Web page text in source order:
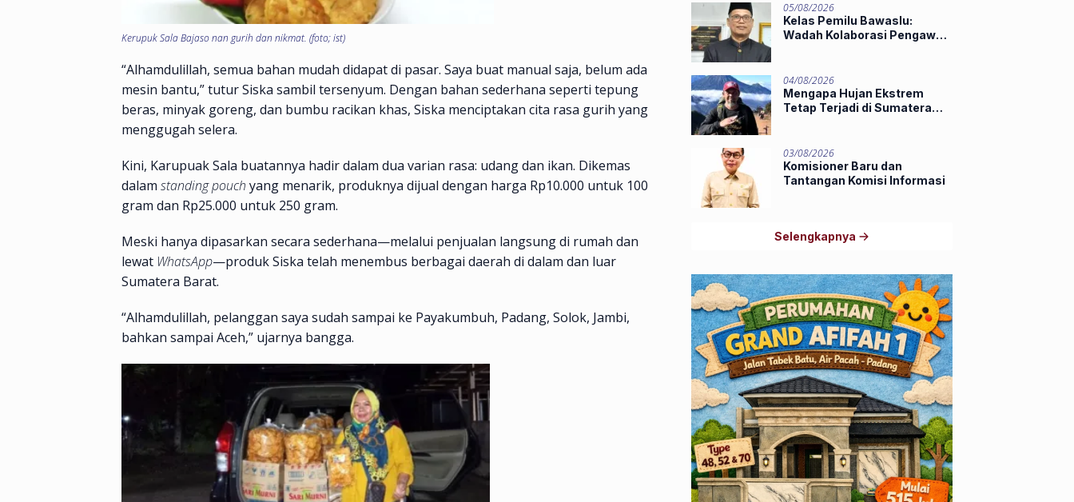
Kerupuk Sala Bajaso nan gurih dan nikmat. (foto; ist)
“Alhamdulillah, semua bahan mudah didapat di pasar. Saya buat manual saja, belum ada
mesin bantu,” tutur Siska sambil tersenyum. Dengan bahan sederhana seperti tepung
beras, minyak goreng, dan bumbu racikan khas, Siska menciptakan cita rasa gurih yang
menggugah selera.
Kini, Karupuak Sala buatannya hadir dalam dua varian rasa: udang dan ikan. Dikemas
dalam standing pouch yang menarik, produknya dijual dengan harga Rp10.000 untuk 100
gram dan Rp25.000 untuk 250 gram.
Meski hanya dipasarkan secara sederhana—melalui penjualan langsung di rumah dan
lewat WhatsApp—produk Siska telah menembus berbagai daerah di dalam dan luar
Sumatera Barat.
“Alhamdulillah, pelanggan saya sudah sampai ke Payakumbuh, Padang, Solok, Jambi,
bahkan sampai Aceh,” ujarnya bangga.
05/08/2026
Kelas Pemilu Bawaslu:
Wadah Kolaborasi Pengawas
04/08/2026
Mengapa Hujan Ekstrem
Tetap Terjadi di Sumatera
03/08/2026
Komisioner Baru dan
Tantangan Komisi Informasi
Selengkapnya